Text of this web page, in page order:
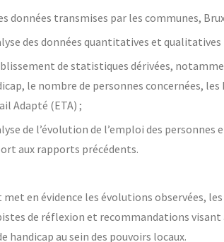
données transmises par les communes,
des données quantitatives et
de statistiques dérivées,
le nombre de personnes concernées,
Adapté (ETA) ;
de l’évolution de l’emploi des
aux rapports précédents.
en évidence les évolutions observées,
de réflexion et recommandations
handicap au sein des pouvoirs locaux.